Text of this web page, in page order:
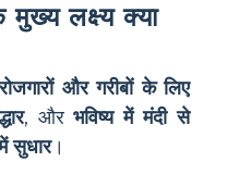
मुख्य लक्ष्य क्या
और गरीबों के लिए
, औरभविष्य में मंदी से
सुधार।